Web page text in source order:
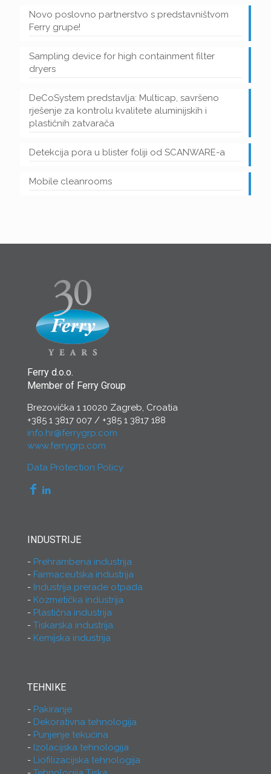
Novo poslovno partnerstvo s predstavništvom
Ferry grupe!
Sampling device for high containment filter
dryers
DeCoSystem predstavlja: Multicap, savršeno
rješenje za kontrolu kvalitete aluminijskih i
plastičnih zatvarača
Detekcija pora u blister foliji od SCANWARE-a
Mobile cleanrooms
Ferry d.o.o.
Member of Ferry Group
Brezovička 1 10020 Zagreb, Croatia
+385 1 3817 007 / +385 1 3817 188
info.hr@ferrygrp.com
www.ferrygrp.com
Data Protection Policy
INDUSTRIJE
Prehrambena industrija
Farmaceutska industrija
Industrija prerade otpada
Kozmetička industrija
Plastična industrija
Tiskarska industrija
Kemijska industrija
TEHNIKE
Pakiranje
Dekorativna tehnologija
Punjenje tekućina
Izolacijska tehnologija
Liofilizacijska tehnologija